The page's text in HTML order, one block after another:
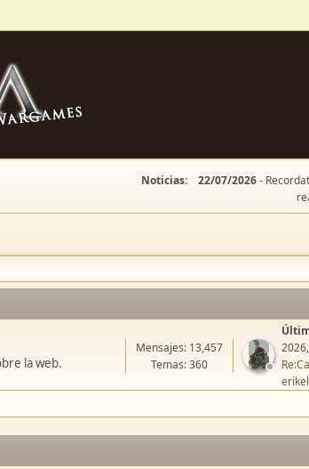
Noticias: 22/07/2026-
la web.
Mensajes: 13,457
Temas: 360